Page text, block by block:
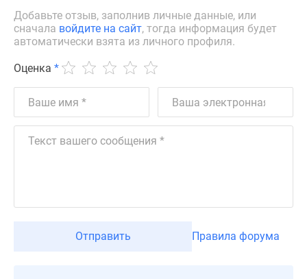
Апартаменты
#траншевая
ипотека
ИТ-
ипотека
Квартиры
скидками
360°
Субсидированная
Добавьте отзыв, заполнив личные данные, или
сначала войдите на сайт, тогда информация будет
автоматически взята из личного профиля.
Оценка *
Отправить Правила форума